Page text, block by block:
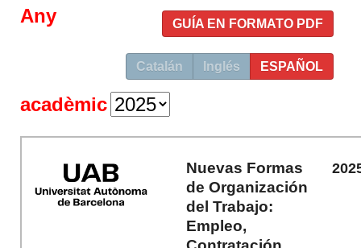
GUÍA EN FORMATO PDF
Catalán Inglés ESPAÑOL
Any
acadèmic
Nuevas Formas
de Organización
del Trabajo:
Empleo,